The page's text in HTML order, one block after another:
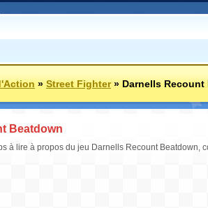
»Street Fighter»Darnells Recount
Beatdown
à lire à propos du jeu Darnells Recount Beatdown,